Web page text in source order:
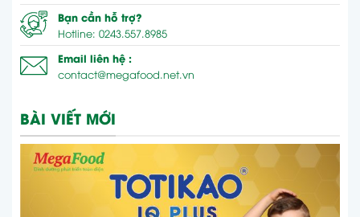
Bạn cần hỗ trợ?
Hotline: 0243.557.8985
Email liên hệ :
contact@megafood.net.vn
BÀI VIẾT MỚI